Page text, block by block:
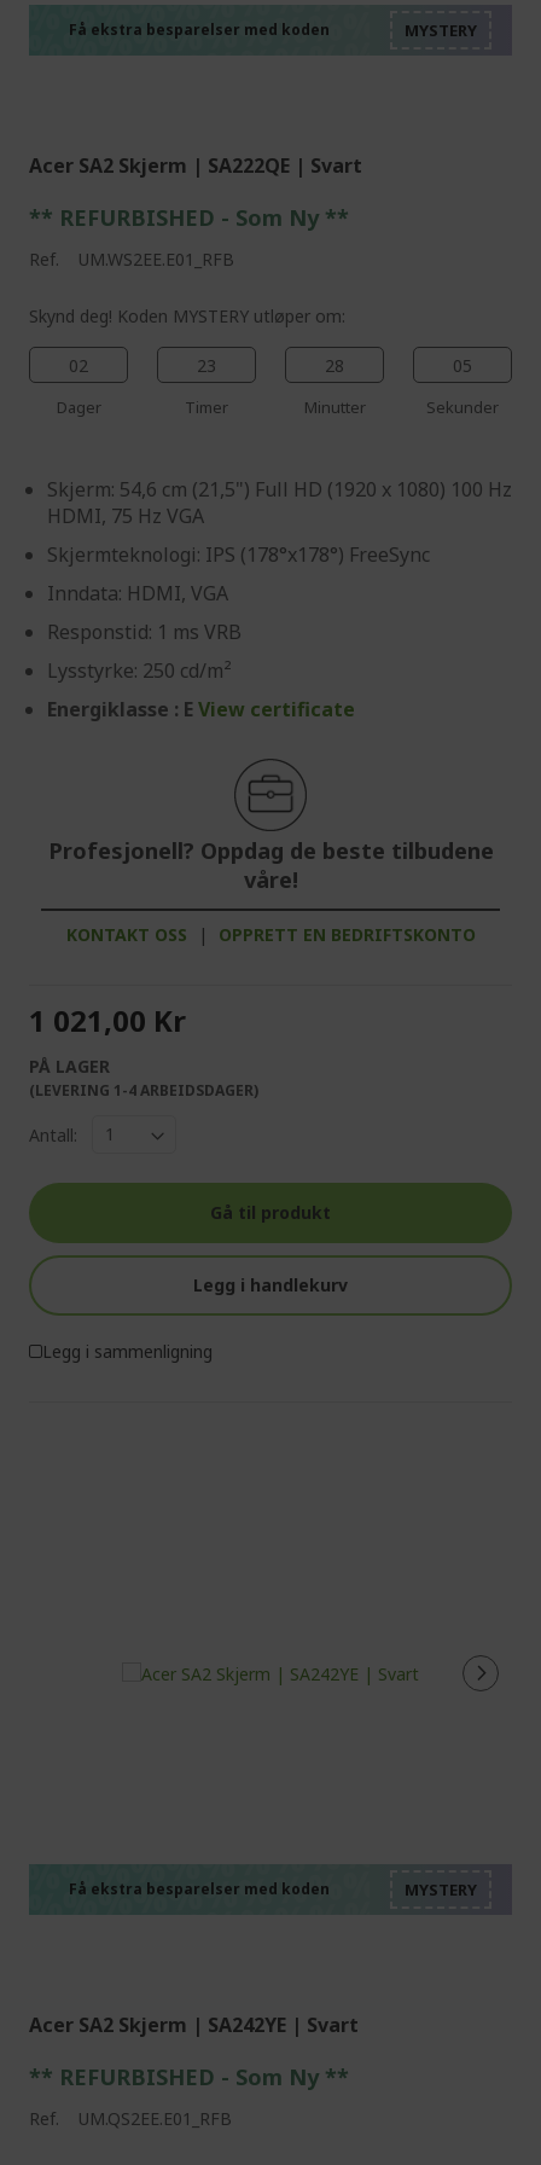
Få ekstra besparelser med koden
Acer SA2 Skjerm | SA222QE | Svart
** REFURBISHED - Som Ny **
Ref. UM.WS2EE.E01_RFB
Skynd deg! Koden MYSTERY utløper om:
02
Dager
23
Timer
28
Minutter
03
Sekunder
Skjerm: 54,6 cm (21,5") Full HD (1920 x 1080) 100 Hz
HDMI, 75 Hz VGA
Skjermteknologi: IPS (178°x178°) FreeSync
Inndata: HDMI, VGA
Responstid: 1 ms VRB
Lysstyrke: 250 cd/m²
Energiklasse : E View certificate
Profesjonell? Oppdag de beste tilbudene
våre!
KONTAKT OSS | OPPRETT EN BEDRIFTSKONTO
1 021,00 Kr
PÅ LAGER
(LEVERING 1-4 ARBEIDSDAGER)
Antall:
Gå til produkt
Legg i handlekurv
Legg i sammenligning
Få ekstra besparelser med koden
Acer SA2 Skjerm | SA242YE | Svart
** REFURBISHED - Som Ny **
Ref. UM.QS2EE.E01_RFB